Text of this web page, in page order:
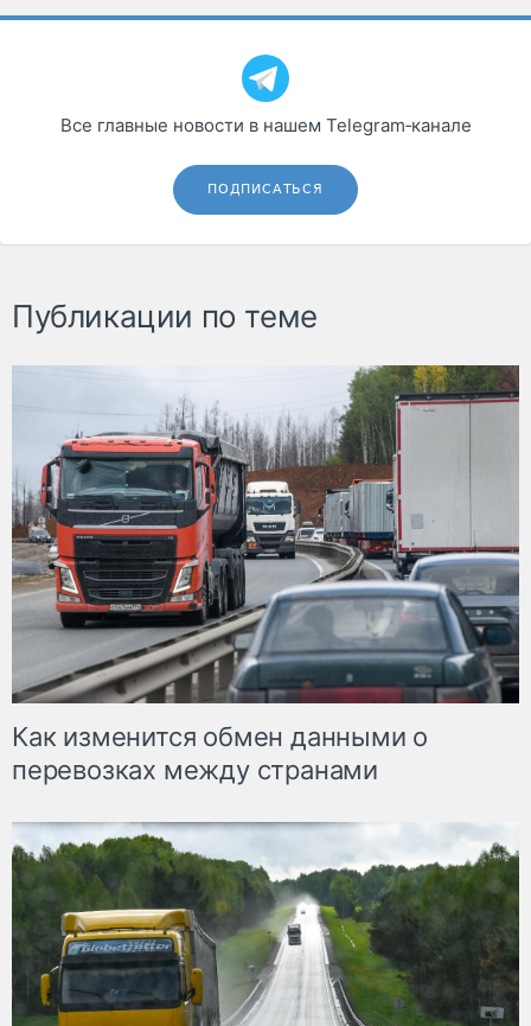
Все главные новости в нашем Telegram‑канале
ПОДПИСАТЬСЯ
Публикации по теме
Как изменится обмен данными о
перевозках между странами